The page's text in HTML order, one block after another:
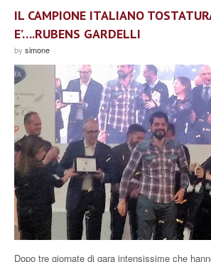
IL CAMPIONE ITALIANO
E’….RUBENS GARDELLI
by simone
Dopo tre giornate di gara intensissime che